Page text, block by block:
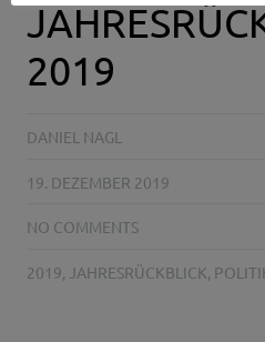
2019
DANIEL NAGL
19. DEZEMBER 2019
NO COMMENTS
2019, JAHRESRÜCKBLICK,